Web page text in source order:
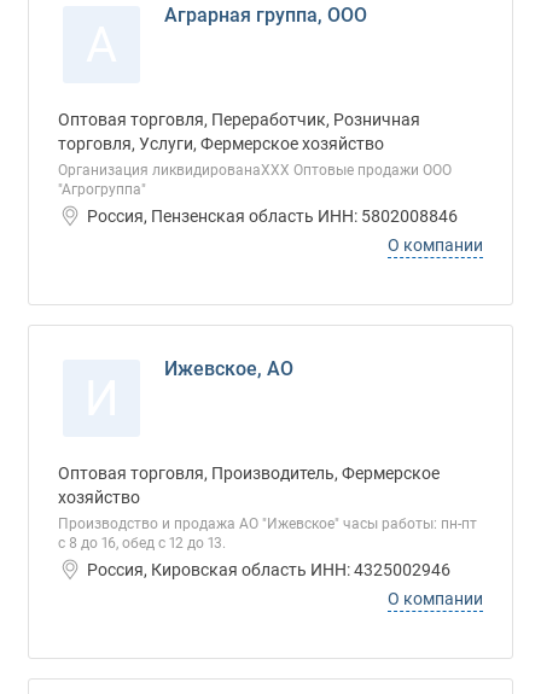
Аграрная группа, ООО
Оптовая торговля, Переработчик, Розничная
торговля, Услуги, Фермерское хозяйство
Организация ликвидированаХХХ Оптовые продажи ООО
"Агрогруппа"
Россия, Пензенская область ИНН: 5802008846
О компании
Ижевское, АО
Оптовая торговля, Производитель, Фермерское
хозяйство
Производство и продажа АО "Ижевское" часы работы: пн-пт
с 8 до 16, обед с 12 до 13.
Россия, Кировская область ИНН: 4325002946
О компании